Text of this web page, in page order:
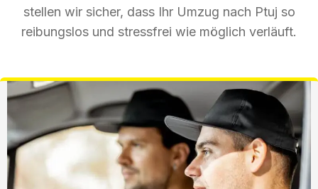
stellen wir sicher, dass Ihr Umzug nach Ptuj so
reibungslos und stressfrei wie möglich verläuft.